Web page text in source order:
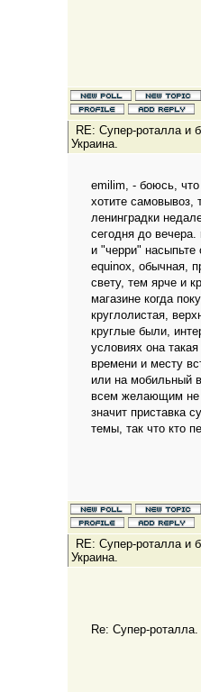
RE: Супер-роталла и
Украина.
emilim, - боюсь, что
хотите самовывоз,
ленинградки
сегодня до вечера.
и "черри"
equinox, обычная,
свету, тем ярче и
магазине когда
круглолистая,
круглые были,
условиях она
времени и месту
или на мобильный
всем желающим не
значит приставка
темы, так что кто
RE: Супер-роталла и
Украина.
Re: Супер-